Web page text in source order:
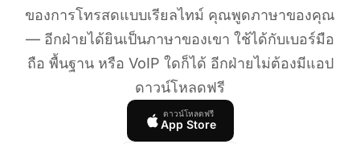
ของการโทรสดแบบเรียลไทม์ คุณพูดภาษาของคุณ
— อีกฝ่ายได้ยินเป็นภาษาของเขา ใช้ได้กับเบอร์มือ
ถือ พื้นฐาน หรือ VoIP ใดก็ได้ อีกฝ่ายไม่ต้องมีแอป
ดาวน์โหลดฟรี
ดาวน์โหลดฟรี
App Store